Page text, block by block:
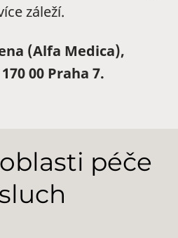
záleží.
(Alfa Medica),
00 Praha 7.
péče